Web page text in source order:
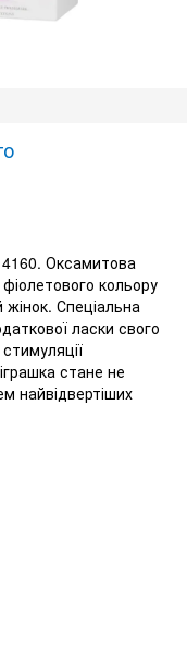
Оксамитова
кольору
жінок. Спеціальна
ласки свого
стане не
найвідвертіших